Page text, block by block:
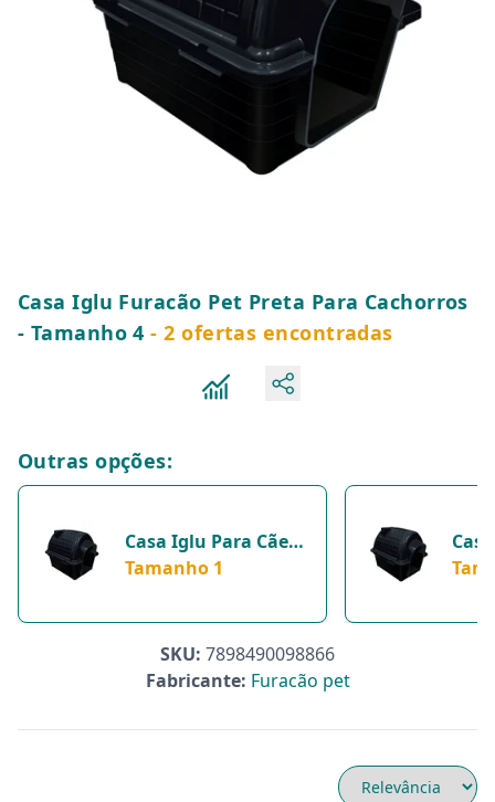
Casa Iglu Furacão Pet Preta Para Cachorros
- Tamanho 4 - 2 ofertas encontradas
Outras opções:
Casa Iglu Para Cães -
Furacão Pet Preta -
Tamanho 1
SKU: 7898490098866
Fabricante: Furacão pet